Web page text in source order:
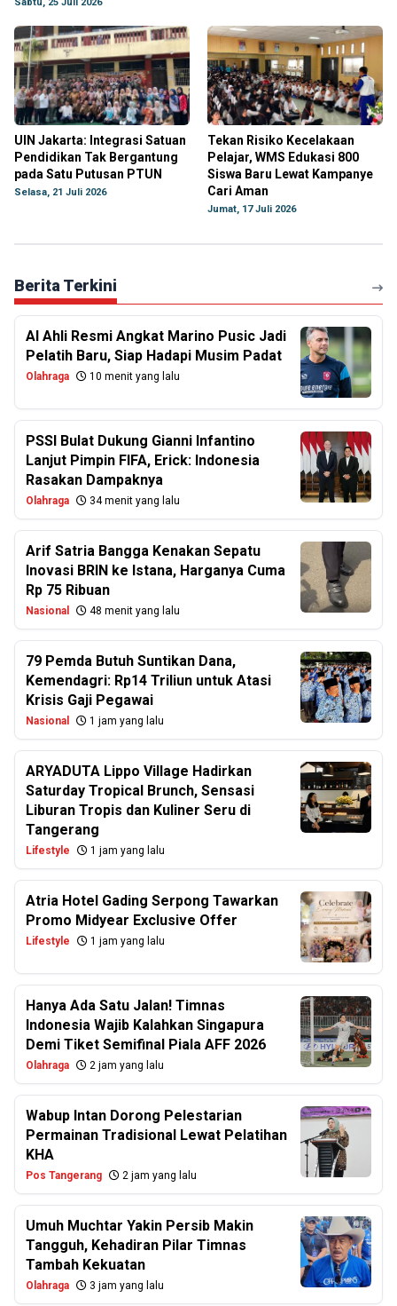
UIN Jakarta: Integrasi Satuan
Pendidikan Tak Bergantung
pada Satu Putusan PTUN
Selasa, 21 Juli 2026
Tekan Risiko Kecelakaan
Pelajar, WMS Edukasi 800
Siswa Baru Lewat Kampanye
Cari Aman
Jumat, 17 Juli 2026
Berita Terkini
Al Ahli Resmi Angkat Marino Pusic Jadi
Pelatih Baru, Siap Hadapi Musim Padat
Olahraga 10 menit yang lalu
PSSI Bulat Dukung Gianni Infantino
Lanjut Pimpin FIFA, Erick: Indonesia
Rasakan Dampaknya
Olahraga 34 menit yang lalu
Arif Satria Bangga Kenakan Sepatu
Inovasi BRIN ke Istana, Harganya Cuma
Rp 75 Ribuan
Nasional 48 menit yang lalu
79 Pemda Butuh Suntikan Dana,
Kemendagri: Rp14 Triliun untuk Atasi
Krisis Gaji Pegawai
Nasional 1 jam yang lalu
ARYADUTA Lippo Village Hadirkan
Saturday Tropical Brunch, Sensasi
Liburan Tropis dan Kuliner Seru di
Tangerang
Lifestyle 1 jam yang lalu
Atria Hotel Gading Serpong Tawarkan
Promo Midyear Exclusive Offer
Lifestyle 1 jam yang lalu
Hanya Ada Satu Jalan! Timnas
Indonesia Wajib Kalahkan Singapura
Demi Tiket Semifinal Piala AFF 2026
Olahraga 2 jam yang lalu
Wabup Intan Dorong Pelestarian
Permainan Tradisional Lewat Pelatihan
KHA
Pos Tangerang 2 jam yang lalu
Umuh Muchtar Yakin Persib Makin
Tangguh, Kehadiran Pilar Timnas
Tambah Kekuatan
Olahraga 3 jam yang lalu